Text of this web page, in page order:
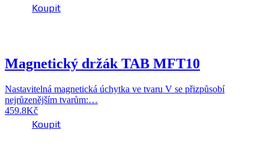
Koupit
Magnetický držák TAB MFT10
Nastavitelná magnetická úchytka ve tvaru V se přizpůsobí
nejrůzenějším tvarům:…
459.8Kč
Koupit